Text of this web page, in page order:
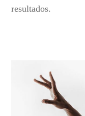
resultados.